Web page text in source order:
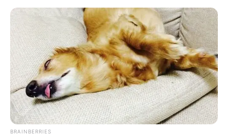
HOME
INSPIRASI
STYLE
FILM &
SERIES
NGAKAK
QUOTES
HYPE
MORE
BRAINBERRIES